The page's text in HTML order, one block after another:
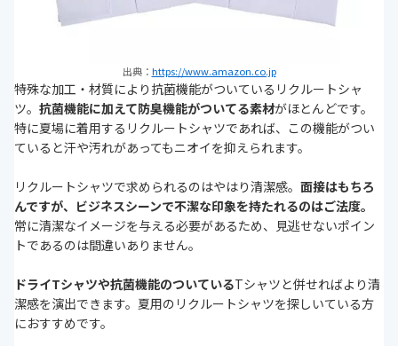
出典： https://www.amazon.co.jp
特殊な加工・材質により抗菌機能がついているリクルートシャ
ツ。 抗菌機能に加えて防臭機能がついてる素材がほとんどです。
特に夏場に着用するリクルートシャツであれば、この機能がつい
ていると汗や汚れがあってもニオイを抑えられます。
リクルートシャツで求められるのはやはり清潔感。 面接はもちろ
んですが、ビジネスシーンで不潔な印象を持たれるのはご法度。
常に清潔なイメージを与える必要があるため、見逃せないポイン
トであるのは間違いありません。
ドライTシャツや抗菌機能のついているTシャツと併せればより清
潔感を演出できます。夏用のリクルートシャツを探しいている方
におすすめです。